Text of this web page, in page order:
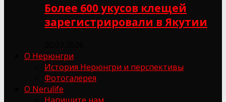
Более 600 укусов клещей
зарегистрировали в Якутии
О Нерюнгри
История Нерюнгри и перспективы
Фотогалерея
О Nerulife